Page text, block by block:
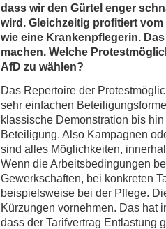
dass wir den Gürtel enger
wird. Gleichzeitig profitiert
wie eine Krankenpflegerin.
machen. Welche
AfD zu wählen?
Das Repertoire der
sehr einfachen
klassische Demonstration bis
Beteiligung. Also Kampagnen
sind alles Möglichkeiten,
Wenn die Arbeitsbedingungen
Gewerkschaften, bei konkreten
beispielsweise bei der Pflege.
Kürzungen vornehmen. Das hat
dass der Tarifvertrag Entlastung